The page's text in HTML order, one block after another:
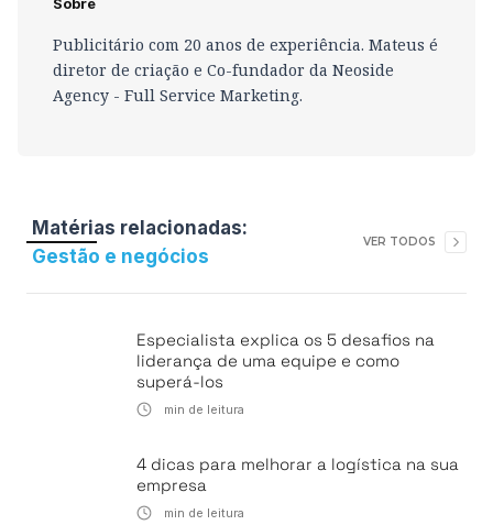
Publicitário com 20 anos de experiência. Mateus é
diretor de criação e Co-fundador da Neoside
Agency - Full Service Marketing.
Matérias relacionadas:
Gestão e negócios
VER TODOS
Especialista explica os 5 desafios na
liderança de uma equipe e como
superá-los
min de leitura
4 dicas para melhorar a logística na sua
empresa
min de leitura